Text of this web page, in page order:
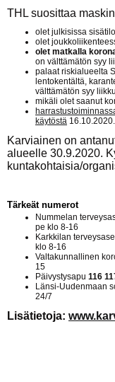
THL suosittaa
olet julkisissa
olet
olet matkalla
on välttämätön syy
palaat riskialueelta
lentokentältä,
välttämätön syy
mikäli olet saanut
käytöstä 16.10.2020.
Karviainen on
alueelle 30.9.2020.
kuntakohtaisia/
Tärkeät numerot
Nummelan
pe klo 8-16
Karkkilan
klo 8-16
Valtakunnallinen
15
Päivystysapu 116
Länsi-Uudenmaan
24/7
Lisätietoja: